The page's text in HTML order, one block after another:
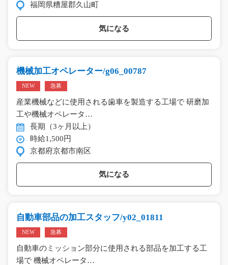
福岡県糟屋郡久山町
気になる
機械加工オペレーター/g06_00787
NEW 急募
産業機械などに使用される歯車を製造する工場で 研磨加
工や機械オペレータ…
長期（3ヶ月以上）
時給1,500円
京都府京都市南区
気になる
自動車部品の加工スタッフ/y02_01811
NEW 急募
自動車のミッション部分に使用される部品を加工する工
場で 機械オペレータ…